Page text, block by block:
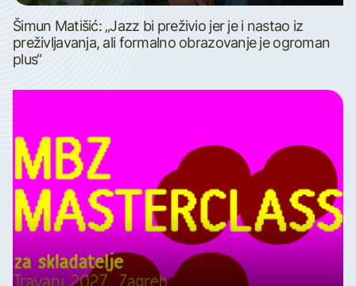
Šimun Matišić: „Jazz bi preživio jer je i nastao iz
preživljavanja, ali formalno obrazovanje je ogroman
plus“